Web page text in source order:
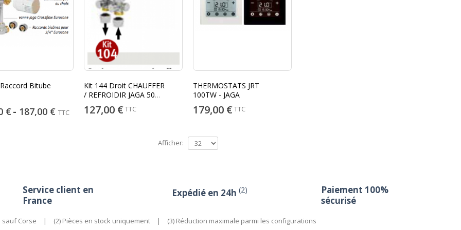
Bitube
€ 187,00 € TTC
Kit 144 Droit CHAUFFER
/ REFROIDIR JAGA 50
mm Universelle
127,00 €TTC
THERMOSTATS JRT
100TW - JAGA
179,00 €TTC
Afficher:
Service client en
France
Expédié en 24h (2)
Paiement 100%
sécurisé
sauf Corse | (2) Pièces en stock uniquement | (3) Réduction maximale parmi les configurations